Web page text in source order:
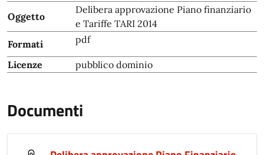
Oggetto
Delibera approvazione Piano finanziario
e Tariffe TARI 2014
Formati
pdf
Licenze pubblico dominio
Documenti